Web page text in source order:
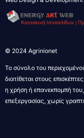
© 2024 Agrinionet
Το σύνολο του
διατίθεται στους
η χρήση ή επανεκπομπή
επεξεργασίας, χωρίς